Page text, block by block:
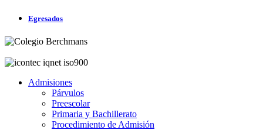
Egresados
Admisiones
Párvulos
Preescolar
Primaria y Bachillerato
Procedimiento de Admisión